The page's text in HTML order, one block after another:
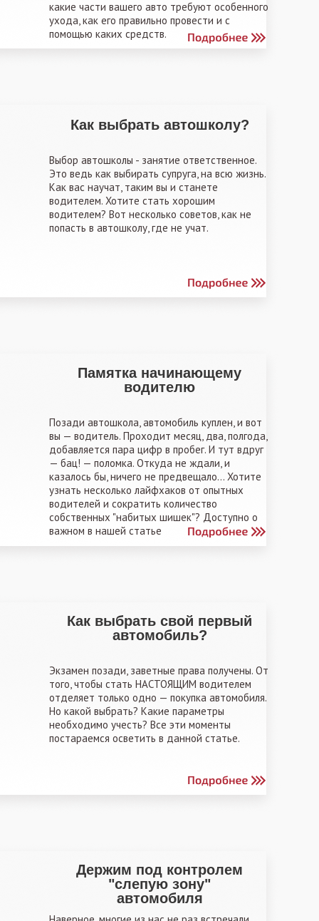
какие части вашего авто требуют особенного
ухода, как его правильно провести и с
помощью каких средств.
Выбор автошколы - занятие ответственное.
Это ведь как выбирать супруга, на всю жизнь.
Как вас научат, таким вы и станете
водителем. Хотите стать хорошим
водителем? Вот несколько советов, как не
попасть в автошколу, где не учат.
Как выбрать автошколу?
Памятка начинающему
водителю
Позади автошкола, автомобиль куплен, и вот
вы — водитель. Проходит месяц, два, полгода,
добавляется пара цифр в пробег. И тут вдруг
— бац! — поломка. Откуда не ждали, и
казалось бы, ничего не предвещало... Хотите
узнать несколько лайфхаков от опытных
водителей и сократить количество
собственных "набитых шишек"? Доступно о
важном в нашей статье
Экзамен позади, заветные права получены. От
того, чтобы стать НАСТОЯЩИМ водителем
отделяет только одно — покупка автомобиля.
Но какой выбрать? Какие параметры
необходимо учесть? Все эти моменты
постараемся осветить в данной статье.
Как выбрать свой первый
автомобиль?
Держим под контролем
"слепую зону"
автомобиля